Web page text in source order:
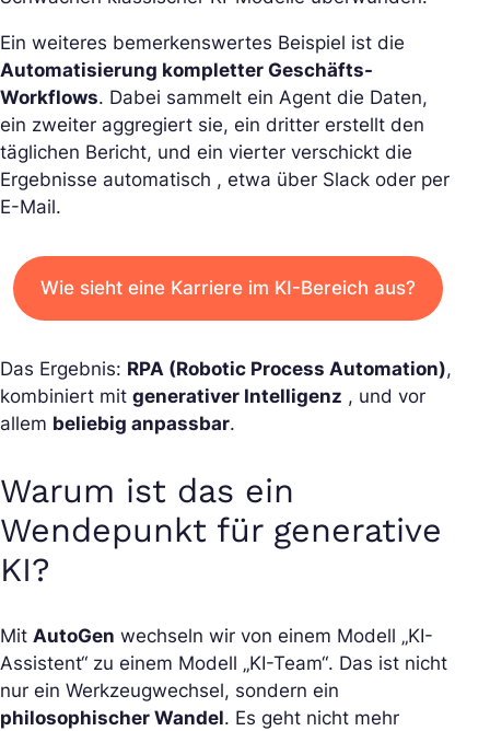
Ein weiteres bemerkenswertes Beispiel ist die
Automatisierung kompletter Geschäfts-
Workflows. Dabei sammelt ein Agent die Daten,
ein zweiter aggregiert sie, ein dritter erstellt den
täglichen Bericht, und ein vierter verschickt die
Ergebnisse automatisch , etwa über Slack oder per
E-Mail.
Wie sieht eine Karriere im KI-Bereich aus?
Das Ergebnis: RPA (Robotic Process Automation),
kombiniert mit generativer Intelligenz , und vor
allem beliebig anpassbar.
Warum ist das ein
Wendepunkt für generative
KI?
Mit AutoGen wechseln wir von einem Modell „KI-
Assistent“ zu einem Modell „KI-Team“. Das ist nicht
nur ein Werkzeugwechsel, sondern ein
philosophischer Wandel. Es geht nicht mehr